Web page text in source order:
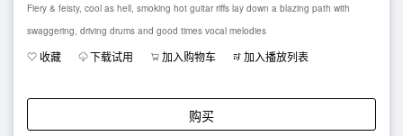
Fiery & feisty, cool as hell, smoking hot guitar riffs lay down a blazing path with
swaggering, driving drums and good times vocal melodies
收藏 下载试用 加入购物车 加入播放列表
购买